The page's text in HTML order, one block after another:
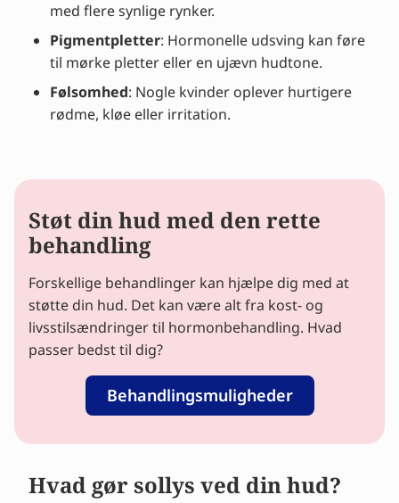
med flere synlige rynker.
Pigmentpletter: Hormonelle udsving kan føre
til mørke pletter eller en ujævn hudtone.
Følsomhed: Nogle kvinder oplever hurtigere
rødme, kløe eller irritation.
Støt din hud med den rette
behandling
Forskellige behandlinger kan hjælpe dig med at
støtte din hud. Det kan være alt fra kost- og
livsstilsændringer til hormonbehandling. Hvad
passer bedst til dig?
Behandlingsmuligheder
Hvad gør sollys ved din hud?